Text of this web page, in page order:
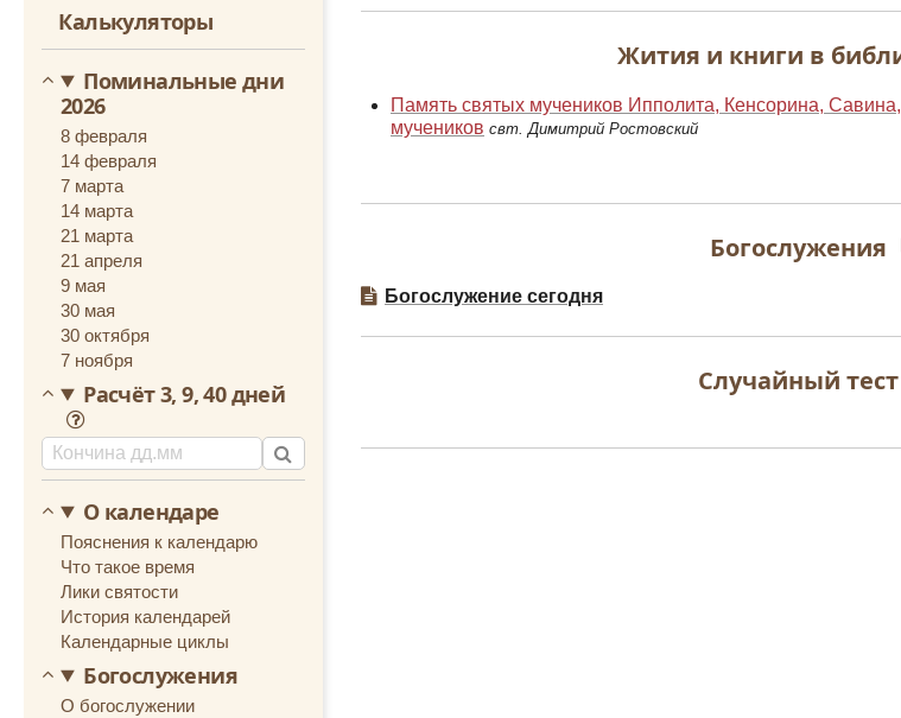
мучеников, несмотря на свои преклонные годы,
мучения. После долгих истязаний его связали по рукам и
Примечание
Не упомянут в современном Месяцеслове Русской
Жития и книги в
Память святых мучеников Ипполита, Кенсорина,
мучеников свт. Димитрий Ростовский
Богослужения
Богослужение сегодня
Случайный тест
Калькуляторы
Поминальные дни
2026
8 февраля
14 февраля
7 марта
14 марта
21 марта
21 апреля
9 мая
30 мая
30 октября
7 ноября
Расчёт 3, 9, 40 дней
О календаре
Пояснения к календарю
Что такое время
Лики святости
История календарей
Календарные циклы
Богослужения
О богослужении